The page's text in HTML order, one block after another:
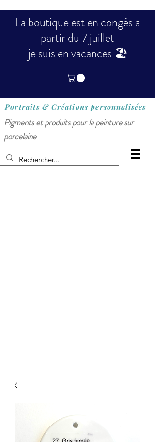
La boutique est en congés a
partir du 7 juillet
je suis en vacances 🏖️
Portraits & Créationspersonnalisées
Pigments et produits pour la peinture sur
porcelaine